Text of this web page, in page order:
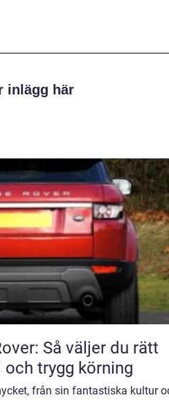
inlägg här
Så väljer du rätt
trygg körning
från sin fantastiska kultur